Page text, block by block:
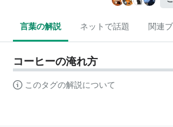
言葉の解説 ネットで話題 関連
コーヒーの淹れ方
このタグの解説について